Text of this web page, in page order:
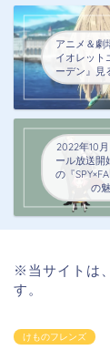
アニメ＆劇
イオレット
ーデン』見
2022年10
ール放送開
の『
の
※当サイトは
す。
けものフレンズ